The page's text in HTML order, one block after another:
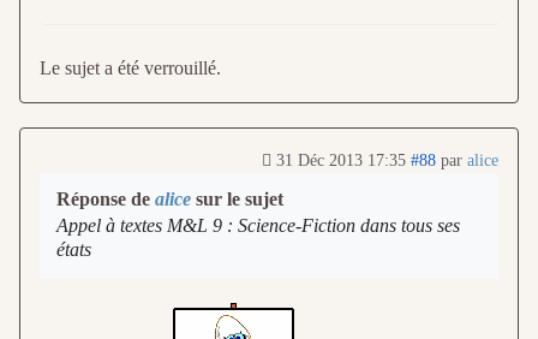
Le sujet a été verrouillé.
31 Déc 2013 17:35 #88 par alice
Réponse de alice sur le sujet
Appel à textes M&L 9 : Science-Fiction dans tous ses
états